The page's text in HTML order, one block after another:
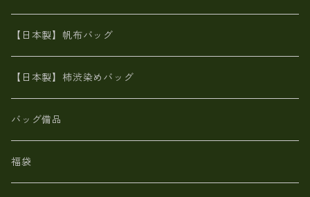
栃木レザー 【日本製】メンズ 財布
革小物・財布【日本製】メンズ レディース
【日本製】メンズ 財布 アザラシ革(シールスキン)
【日本製】帆布バッグ
【日本製】柿渋染めバッグ
バッグ備品
福袋